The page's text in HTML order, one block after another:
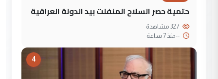
حتمية حصر السلاح المنفلت بيد الدولة العراقية
--منذ 7 ساعة
4